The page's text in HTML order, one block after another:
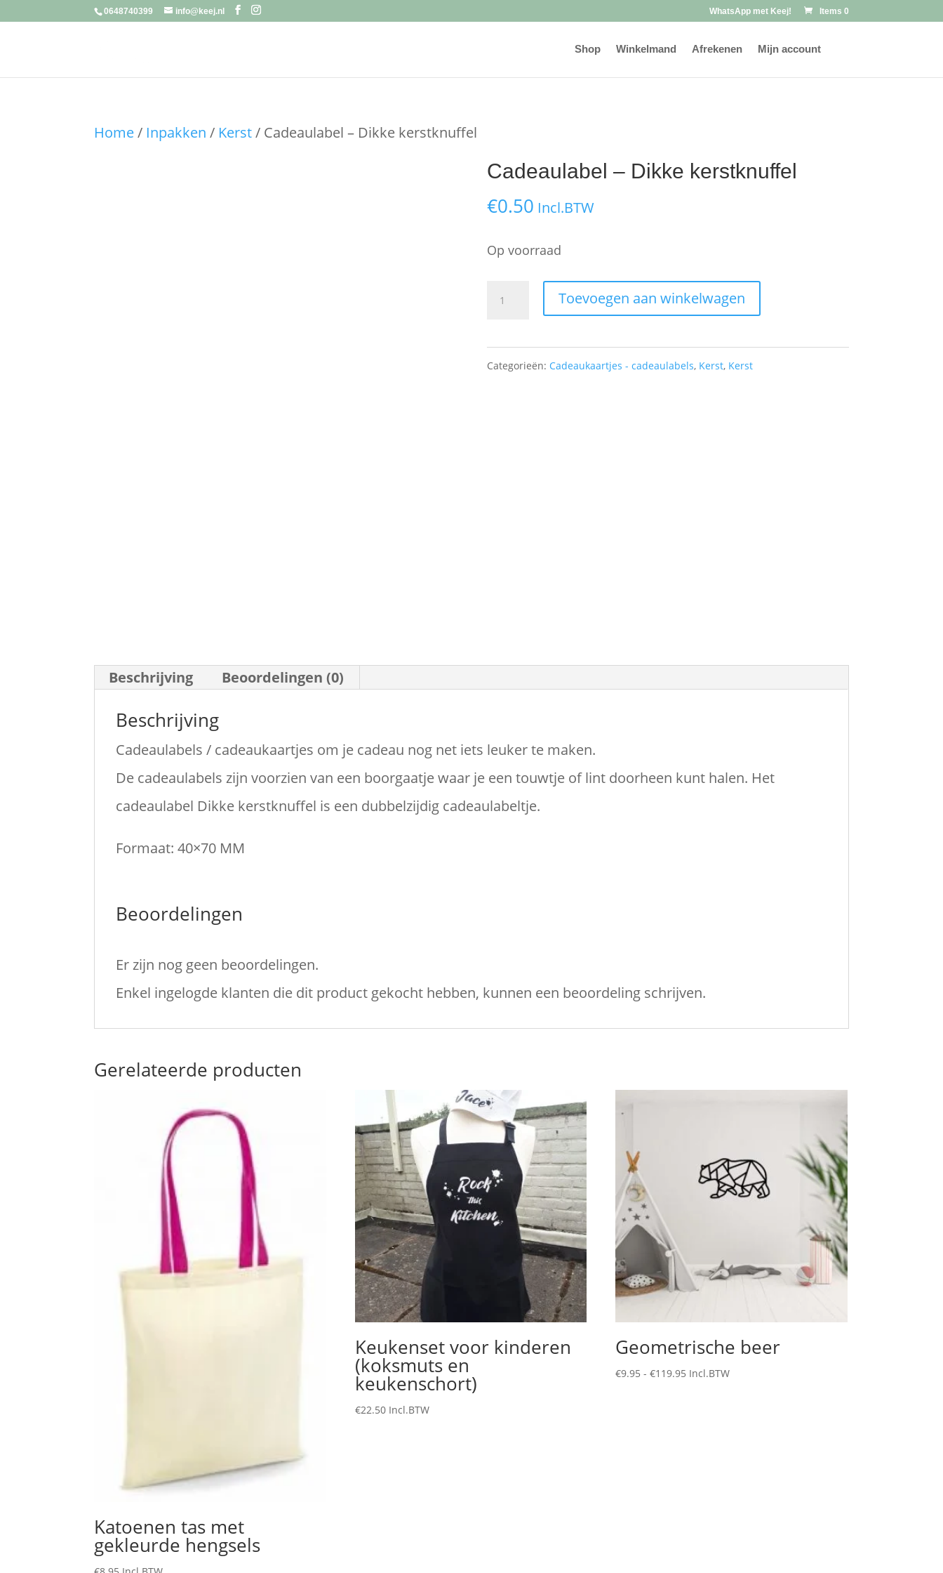
0648740399 info@keej.nl WhatsApp met Keej! Items 0
Shop Winkelmand Afrekenen Mijn account
Home/ Inpakken / Kerst/ Cadeaulabel – Dikke kerstknuffel
Cadeaulabel – Dikke kerstknuffel
€0.50 Incl.BTW
Op voorraad
Cadeaulabel
Dikke
Toevoegen aan winkelwagen
Categorieën: Cadeaukaartjes - cadeaulabels, Kerst, Kerst
Beschrijving Beoordelingen (0)
Beschrijving
Cadeaulabels / cadeaukaartjes om je cadeau nog net iets leuker te maken.
De cadeaulabels zijn voorzien van een boorgaatje waar je een touwtje of lint doorheen kunt halen. Het
cadeaulabel Dikke kerstknuffel is een dubbelzijdig cadeaulabeltje.
Formaat: 40×70 MM
Beoordelingen
Er zijn nog geen beoordelingen.
Enkel ingelogde klanten die dit product gekocht hebben, kunnen een beoordeling schrijven.
Gerelateerde producten
Katoenen tas met
gekleurde hengsels
Keukenset voor kinderen
(koksmuts en
keukenschort)
€22.50 Incl.BTW
Geometrische beer
€9.95 - €119.95 Prijsklasse:
Incl.BTW